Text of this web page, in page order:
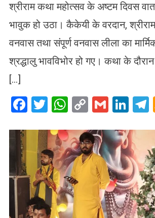
श्रीराम कथा महोत्सव के अष्टम दिवस
भावुक हो उठा। कैकेयी के वरदान,
वनवास तथा संपूर्ण वनवास लीला का
श्रद्धालु भावविभोर हो गए। कथा के
[…]
Facebook
Twitter
WhatsApp
CopyGmail